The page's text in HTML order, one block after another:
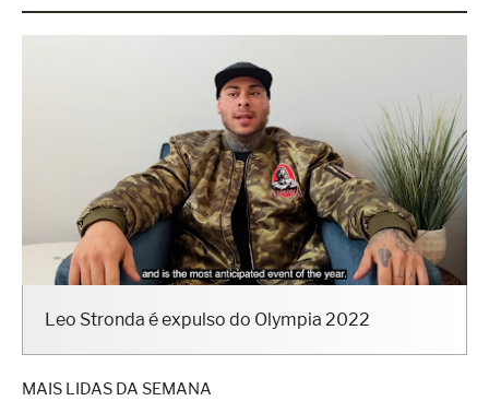
Leo Stronda é expulso do Olympia 2022
MAIS LIDAS DA SEMANA